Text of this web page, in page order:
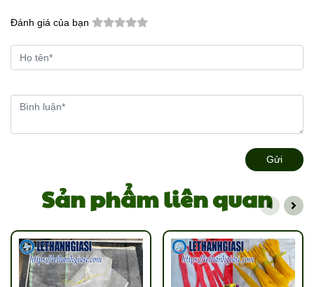
Đánh giá của bạn
Gửi
Sản phẩm liên quan